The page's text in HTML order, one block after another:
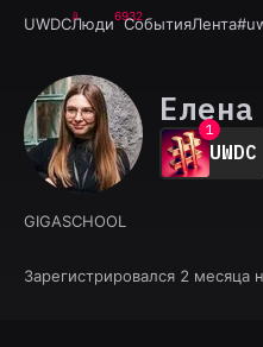
UWDCЛюди6932
СобытияЛента
0
1
2
3
7
UWDC
GIGASCHOOL
Зарегистрировался 2 месяца